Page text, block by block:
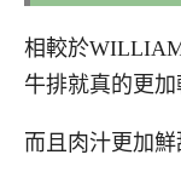
相較於
牛排就真的更
而且肉汁更加